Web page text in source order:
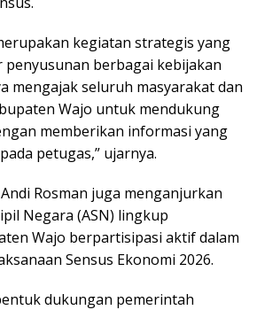
kegiatan strategis yang
penyusunan berbagai kebijakan
mengajak seluruh masyarakat dan
Wajo untuk mendukung
memberikan informasi yang
petugas,” ujarnya.
Rosman juga menganjurkan
Negara (ASN) lingkup
Wajo berpartisipasi aktif dalam
Sensus Ekonomi 2026.
dukungan pemerintah